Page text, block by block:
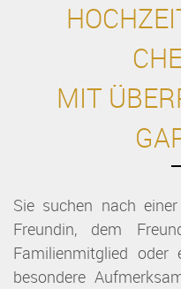
MIT
Sie suchen nach
Freundin, dem
Familienmitglied oder
besondere